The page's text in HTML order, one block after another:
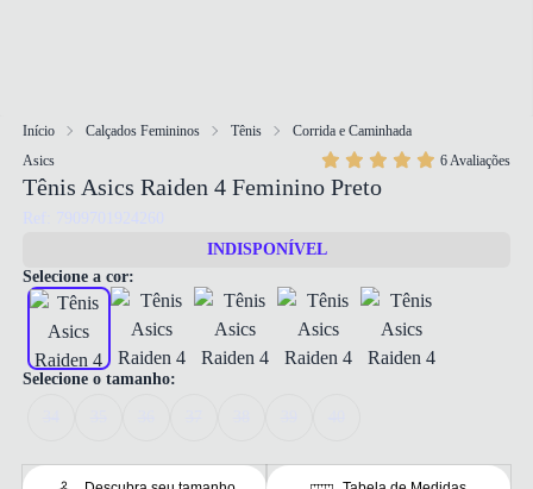
Início Calçados Femininos Tênis
Corrida e Caminhada
Asics
6 Avaliações
Tênis Asics Raiden 4 Feminino Preto
Ref: 7909701924260
INDISPONÍVEL
Selecione a cor:
Selecione o tamanho: